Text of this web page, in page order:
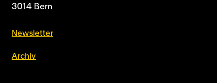
3014 Bern
Newsletter
Archiv